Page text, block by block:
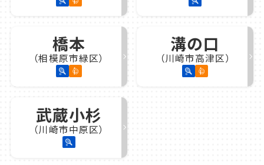
橋本
（相模原市緑区）
溝の口
（川崎市高津区）
武蔵小杉
（川崎市中原区）